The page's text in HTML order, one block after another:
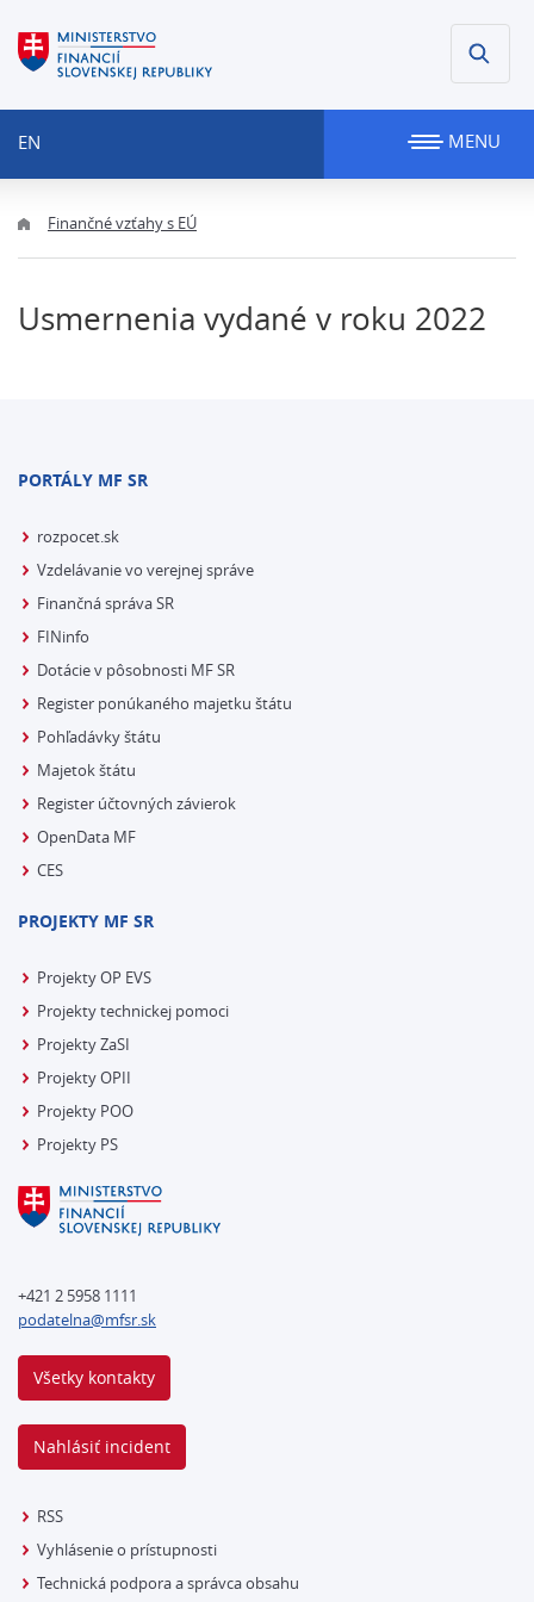
EN MENU
Finančné vzťahy s EÚ
Usmernenia vydané v roku 2022
PORTÁLY MF SR
rozpocet.sk
Vzdelávanie vo verejnej správe
Finančná správa SR
FINinfo
Dotácie v pôsobnosti MF SR
Register ponúkaného majetku štátu
Pohľadávky štátu
Majetok štátu
Register účtovných závierok
OpenData MF
CES
PROJEKTY MF SR
Projekty OP EVS
Projekty technickej pomoci
Projekty ZaSI
Projekty OPII
Projekty POO
Projekty PS
+421 2 5958 1111
podatelna@mfsr.sk
Všetky kontakty
Nahlásiť incident
RSS
Vyhlásenie o prístupnosti
Technická podpora a správca obsahu